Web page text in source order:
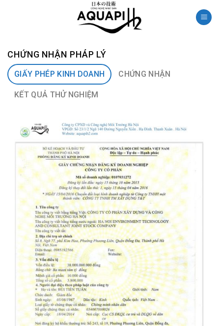
CHỨNG NHẬN PHÁP LÝ
GIẤY PHÉP KINH DOANH CHỨNG NHẬN
KẾT QUẢ THỬ NGHIỆM